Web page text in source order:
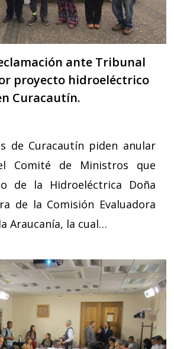
ante Tribunal
proyecto hidroeléctrico
Curacautín.
de Curacautín piden anular
Comité de Ministros que
de la Hidroeléctrica Doña
de la Comisión Evaluadora
Araucanía, la cual…